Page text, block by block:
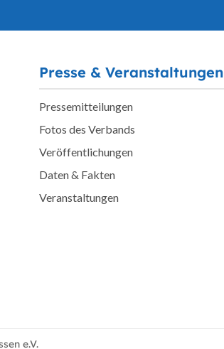
Presse & Veranstaltungen
Pressemitteilungen
Fotos des Verbands
Veröffentlichungen
Daten & Fakten
Veranstaltungen
e.V.